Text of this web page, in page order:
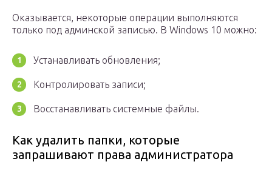
Оказывается, некоторые операции выполняются
только под админской записью. В Windows 10 можно:
Устанавливать обновления;
Контролировать записи;
Восстанавливать системные файлы.
Как удалить папки, которые
запрашивают права администратора